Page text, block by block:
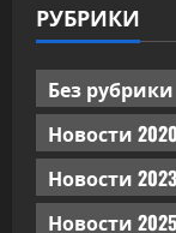
РУБРИКИ
Без рубрики
Новости 2020
Новости 2023
Новости 2025